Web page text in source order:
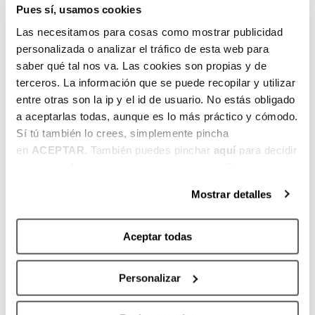
Pues sí, usamos cookies
Las necesitamos para cosas como mostrar publicidad
personalizada o analizar el tráfico de esta web para
saber qué tal nos va. Las cookies son propias y de
terceros. La información que se puede recopilar y utilizar
entre otras son la ip y el id de usuario. No estás obligado
a aceptarlas todas, aunque es lo más práctico y cómodo.
Sí tú también lo crees, simplemente pincha
en ACEPTAR . También puedes pinchar aquí para decidir
Mostrar detalles
Aceptar todas
Personalizar
d
L
ar
e
d
o
— — — —
2
0
–
2
4
U
5
as
2
7
–
J
L
dí
I
n
c
t
a
u